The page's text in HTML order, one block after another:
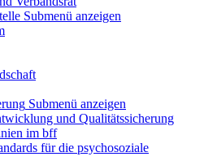
Submenü anzeigen
Submenü anzeigen
und Qualitätssicherung
im bff
für die psychosoziale